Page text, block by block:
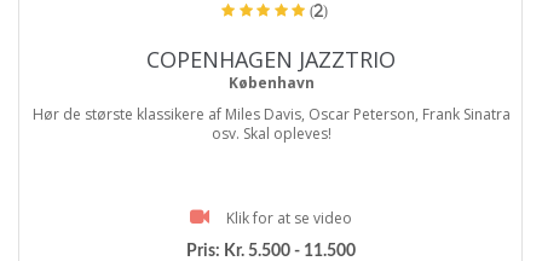
(2)
COPENHAGEN JAZZTRIO
København
Hør de største klassikere af Miles Davis, Oscar Peterson, Frank Sinatra
osv. Skal opleves!
Klik for at se video
Pris: Kr. 5.500 - 11.500